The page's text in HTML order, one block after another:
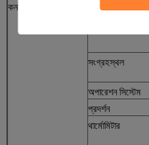
কনফিগারেশন
সংগ্রহস্থল
অপারেশন সিস্টেম
প্রদর্শন
থার্মোমিটার